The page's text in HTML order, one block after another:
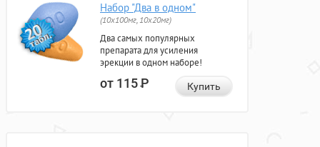
Набор "Два в одном"
(10x100мг, 10x20мг)
Два самых популярных
препарата для усиления
эрекции в одном наборе!
от 115Р Купить